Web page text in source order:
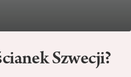
Szwecji?